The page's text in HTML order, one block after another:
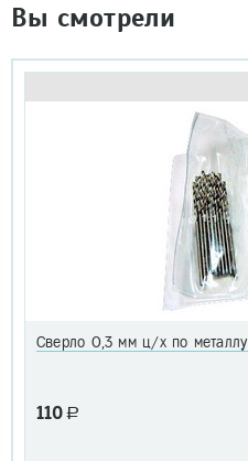
Вы смотрели
Сверло 0,3 мм ц/х по
110 a